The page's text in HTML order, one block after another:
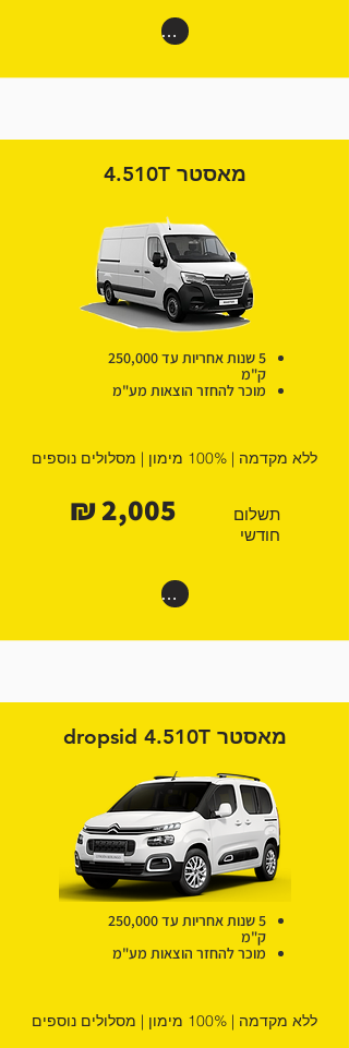
רוצים דיל קרוקודיל
מאסטר 4.510T
5 שנות אחריות עד 250,000
ק"מ
מוכר להחזר הוצאות מע"מ
ללא מקדמה | 100% מימון | מסלולים נוספים
2,005 ₪
תשלום
חודשי
רוצים דיל קרוקודיל
מאסטר dropsid 4.510T
5 שנות אחריות עד 250,000
ק"מ
מוכר להחזר הוצאות מע"מ
ללא מקדמה | 100% מימון | מסלולים נוספים